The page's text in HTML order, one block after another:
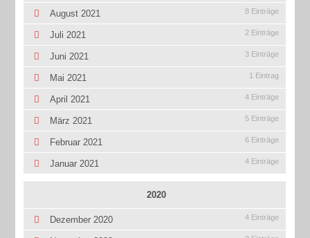
August 2021 8 Einträge
Juli 2021 2 Einträge
Juni 2021 3 Einträge
Mai 2021 1 Eintrag
April 2021 4 Einträge
März 2021 5 Einträge
Februar 2021 6 Einträge
Januar 2021 4 Einträge
2020
Dezember 2020 4 Einträge